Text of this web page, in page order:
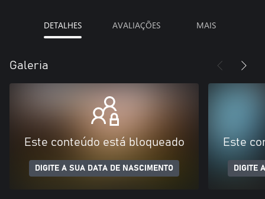
DETALHES AVALIAÇÕES MAIS
Galeria
Este conteúdo está bloqueado
DIGITE A SUA DATA DE NASCIMENTO
Este
DIGITE